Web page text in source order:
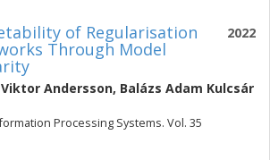
2022
of Regularisation
Through Model
Viktor Andersson, Balázs Adam Kulcsár
Processing Systems. Vol. 35